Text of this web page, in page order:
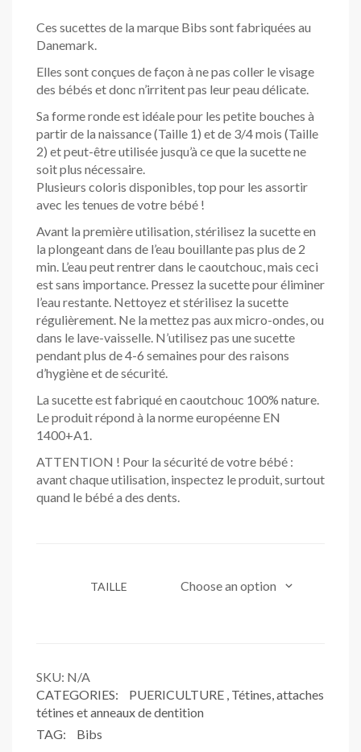
Ces sucettes de la marque Bibs sont fabriquées au
Danemark.
Elles sont conçues de façon à ne pas coller le visage
des bébés et donc n’irritent pas leur peau délicate.
Sa forme ronde est idéale pour les petite bouches à
partir de la naissance (Taille 1) et de 3/4 mois (Taille
2) et peut-être utilisée jusqu’à ce que la sucette ne
soit plus nécessaire.
Plusieurs coloris disponibles, top pour les assortir
avec les tenues de votre bébé !
Avant la première utilisation, stérilisez la sucette en
la plongeant dans de l’eau bouillante pas plus de 2
min. L’eau peut rentrer dans le caoutchouc, mais ceci
est sans importance. Pressez la sucette pour éliminer
l’eau restante. Nettoyez et stérilisez la sucette
régulièrement. Ne la mettez pas aux micro-ondes, ou
dans le lave-vaisselle. N’utilisez pas une sucette
pendant plus de 4-6 semaines pour des raisons
d’hygiène et de sécurité.
La sucette est fabriqué en caoutchouc 100% nature.
Le produit répond à la norme européenne EN
1400+A1.
ATTENTION ! Pour la sécurité de votre bébé :
avant chaque utilisation, inspectez le produit, surtout
quand le bébé a des dents.
TAILLE
SKU: N/A
CATEGORIES:
PUERICULTURE , Tétines, attaches
tétines et anneaux de dentition
TAG:
Bibs